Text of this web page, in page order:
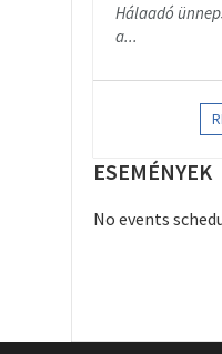
Hálaadó
a...
ESEMÉNYEK
No events